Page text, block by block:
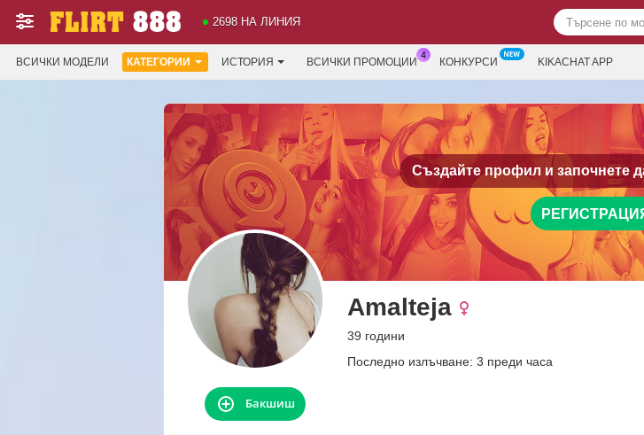
2698 НА ЛИНИЯ
ВСИЧКИ МОДЕЛИ КАТЕГОРИИ ИСТОРИЯ ВСИЧКИ ПРОМОЦИИ КОНКУРСИ KIKACHAT APP
Създайте профил и започнете
Amalteja
39 години
Последно излъчване: 3 преди часа
Бакшиш